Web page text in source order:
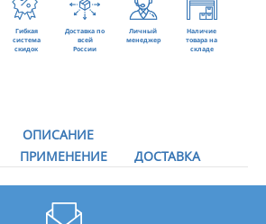
Гибкая
система
скидок
Доставка по
всей
России
Личный
менеджер
Наличие
товара на
складе
ОПИСАНИЕ
ПРИМЕНЕНИЕ ДОСТАВКА